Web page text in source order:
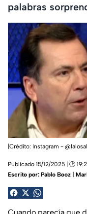
palabras
|Crédito: Instagram -
Publicado 15/12/2025 | 🕑
Escrito por: Pablo Booz |
Cuando parecía que